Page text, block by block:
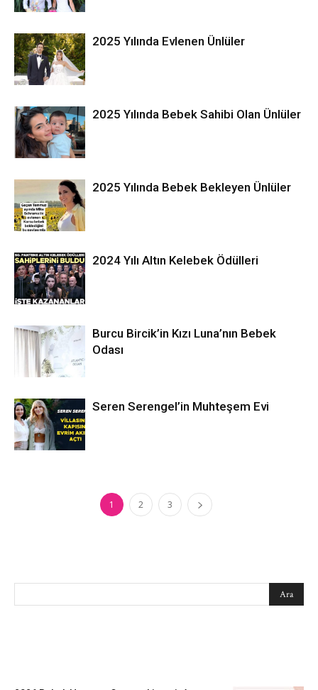
2025 Yılında Evlenen Ünlüler
2025 Yılında Bebek Sahibi Olan Ünlüler
2025 Yılında Bebek Bekleyen Ünlüler
2024 Yılı Altın Kelebek Ödülleri
Burcu Bircik’in Kızı Luna’nın Bebek
Odası
Seren Serengel’in Muhteşem Evi
1 2 3